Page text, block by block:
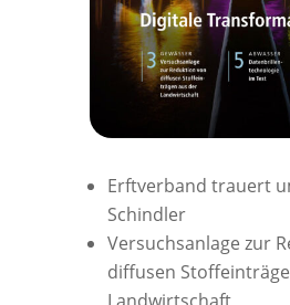
Erftverband trauert
Schindler
Versuchsanlage zur
diffusen